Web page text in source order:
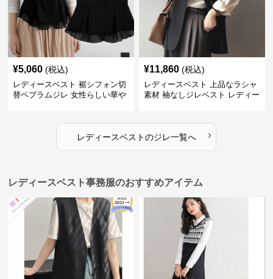
¥5,060 (税込)
レディースベスト 裾シフォン切
替ペプラムジレ 女性らしい華や
¥11,860 (税込)
レディースベスト 上品なラシャ
素材 袖なしジレベスト レディー
レディースベストのジレ一覧へ ›
レディースベスト事務服のおすすめアイテム